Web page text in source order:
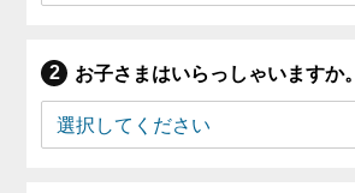
お子さまはいらっしゃいますか。